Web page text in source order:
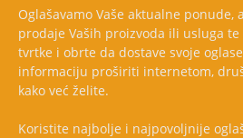
Oglašavamo Vaše aktualne ponude,
prodaje Vaših proizvoda ili usluga te
tvrtke i obrte da dostave svoje
informaciju proširiti internetom,
kako već želite.
Koristite najbolje i najpovoljnije